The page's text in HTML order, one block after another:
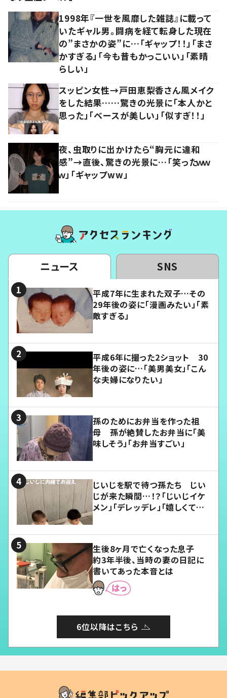
1998年『一世を風靡した雑誌』に載って
いたギャル男。闘病を経て転身した現在
の”まさかの姿”に…「ギャップ！！」「まさ
かすぎる」「今も昔もかっこいい」「素晴
らしい」
スッピン女性→戸田恵梨香さん風メイク
をした結果……驚きの光景に「本人かと
思った」「ベースが美しい」「似すぎ！！」
夜、虫取りに出かけたら“胸元に違和
感”→直後、驚きの光景に…「笑ったｗｗ
ｗ」「ギャップww」
ニュース SNS
平成7年に生まれた双子…その
29年後の姿に「漫画みたい」「素
敵すぎる」
平成6年に撮った2ショット 30
年後の姿に…「美男美女」「こん
な夫婦になりたい」
孫のためにお弁当を作った祖
母 孫が絶賛したお弁当に「美
味しそう」「お弁当すごい」
じいじを駅で待つ孫たち じい
じが来た瞬間…！？「じいじイケ
メン」「デレッデレ」「嬉しくて可
生後8ヶ月で亡くなった息子
約3年半後、当時の妻の日記に
書いてあった本音とは
6位以降はこちら